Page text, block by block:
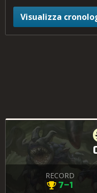
Visualizza
RECORD
7–1